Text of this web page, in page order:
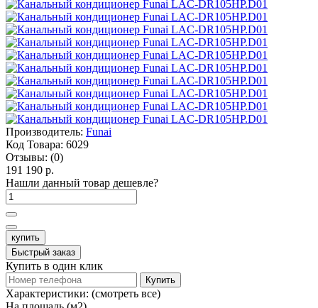
Производитель: Funai
Код Товара: 6029
Отзывы: (0)
191 190 р.
Нашли данный товар дешевле?
купить
Быстрый заказ
Купить в один клик
Купить
Характеристики: (смотреть все)